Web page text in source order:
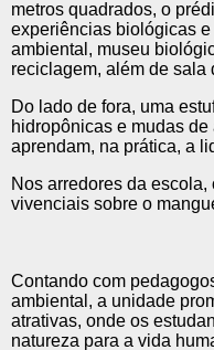
metros quadrados, o
experiências biológicas
ambiental, museu
reciclagem, além de sala
Do lado de fora, uma
hidropônicas e mudas
aprendam, na prática, a
Nos arredores da
vivenciais sobre o
Contando com
ambiental, a unidade
atrativas, onde os
natureza para a vida